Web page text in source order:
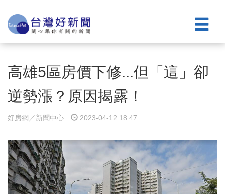
高雄5區房價下修...但「這」卻
逆勢漲？原因揭露！
好房網／新聞中心 2023-04-12 18:47